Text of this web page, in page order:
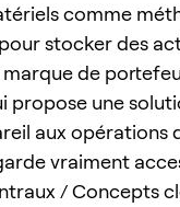
comme
stocker des
marque de
propose une
aux opérations
vraiment
/ Concepts